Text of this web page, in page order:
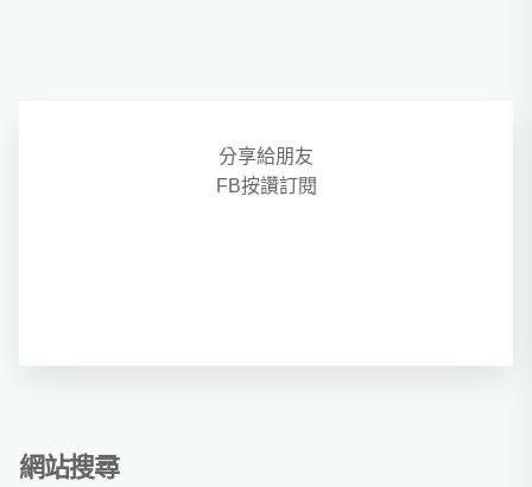
分享給朋友
FB按讚訂閱
網站搜尋